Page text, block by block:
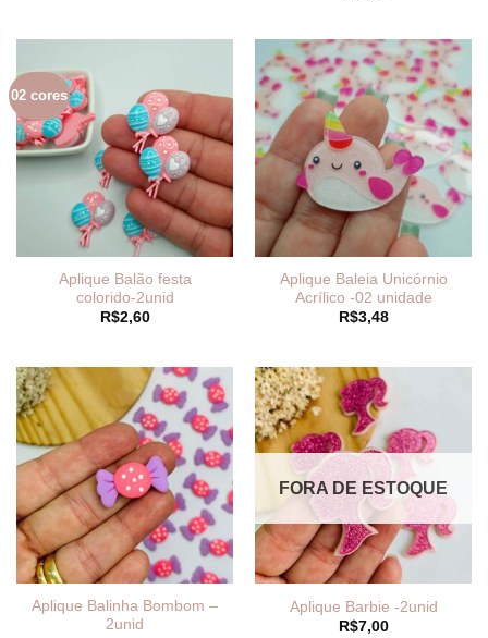
02 cores
Aplique Balão festa
colorido-2unid
R$2,60
Aplique Baleia Unicórnio
Acrílico -02 unidade
R$3,48
Aplique Balinha Bombom –
2unid
FORA DE ESTOQUE
Aplique Barbie -2unid
R$7,00